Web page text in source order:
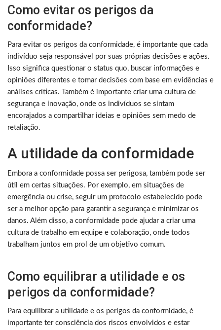
Como evitar os perigos da
conformidade?
Para evitar os perigos da conformidade, é importante que cada
indivíduo seja responsável por suas próprias decisões e ações.
Isso significa questionar o status quo, buscar informações e
opiniões diferentes e tomar decisões com base em evidências e
análises críticas. Também é importante criar uma cultura de
segurança e inovação, onde os indivíduos se sintam
encorajados a compartilhar ideias e opiniões sem medo de
retaliação.
A utilidade da conformidade
Embora a conformidade possa ser perigosa, também pode ser
útil em certas situações. Por exemplo, em situações de
emergência ou crise, seguir um protocolo estabelecido pode
ser a melhor opção para garantir a segurança e minimizar os
danos. Além disso, a conformidade pode ajudar a criar uma
cultura de trabalho em equipe e colaboração, onde todos
trabalham juntos em prol de um objetivo comum.
Como equilibrar a utilidade e os
perigos da conformidade?
Para equilibrar a utilidade e os perigos da conformidade, é
importante ter consciência dos riscos envolvidos e estar